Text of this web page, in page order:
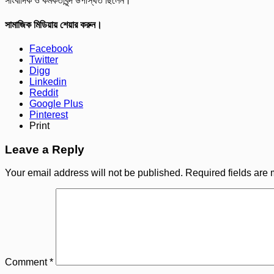
সামাজিক মিডিয়ায় শেয়ার করুন।
Facebook
Twitter
Digg
Linkedin
Reddit
Google Plus
Pinterest
Print
Leave a Reply
Your email address will not be published. Required fields are
Comment*